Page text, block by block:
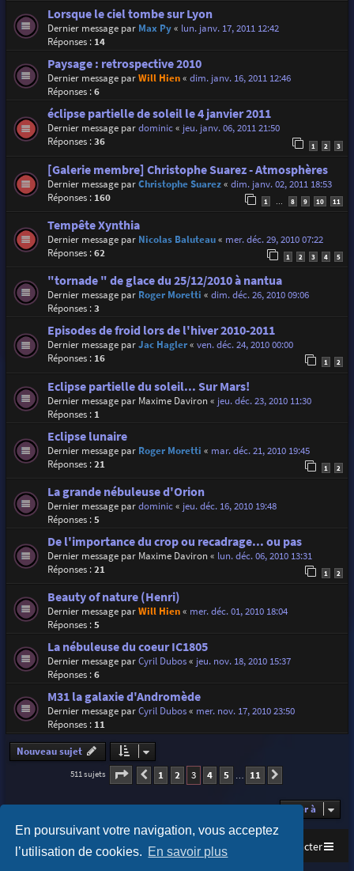
En poursuivant votre navigation, vous acceptez
l’utilisation de cookies. En savoir plus
Lorsque le ciel tombe sur Lyon
Dernier message par Max Py« lun. janv. 17, 2011 12:42
Réponses : 14
Paysage : retrospective 2010
Dernier message parWill Hien« dim. janv. 16, 2011 12:46
Réponses :6
éclipse partielle de soleil le 4 janvier 2011
Dernier message pardominic« jeu. janv. 06, 2011 21:50
Réponses :36 1 2 3
[Galerie membre] Christophe Suarez - Atmosphères
Dernier message parChristophe Suarez« dim. janv. 02, 2011 18:53
Réponses : 160 1 8 9 10 11
Tempête Xynthia
Dernier message par Nicolas Baluteau« mer. déc. 29, 2010 07:22
Réponses :62 1 2 3 4 5
"tornade " de glace du 25/12/2010 à nantua
Dernier message par Roger Moretti « dim. déc. 26, 2010 09:06
Réponses :3
Episodes de froid lors de l'hiver 2010-2011
Dernier message parJac Hagler« ven. déc. 24, 2010 00:00
Réponses : 16 1 2
Eclipse partielle du soleil... Sur Mars!
Dernier message par Maxime Daviron« jeu. déc. 23, 2010 11:30
Réponses : 1
Eclipse lunaire
Dernier message par Roger Moretti « mar. déc. 21, 2010 19:45
Réponses :21 1 2
La grande nébuleuse d'Orion
Dernier message pardominic« jeu. déc. 16, 2010 19:48
Réponses :5
De l'importance du crop ou recadrage... ou pas
Dernier message par Maxime Daviron« lun. déc. 06, 2010 13:31
Réponses :21 1 2
Beauty of nature (Henri)
Dernier message parWill Hien« mer. déc. 01, 2010 18:04
Réponses :5
La nébuleuse du coeur IC1805
Dernier message parCyril Dubos« jeu. nov. 18, 2010 15:37
Réponses :6
M31 la galaxie d'Andromède
Dernier message parCyril Dubos« mer. nov. 17, 2010 23:50
Réponses : 11
Nouveau sujet
511 sujets Page 3sur11
Précédente
1 2 3 4 5 11
Aller à
Accueil Index du forum Nous contacter